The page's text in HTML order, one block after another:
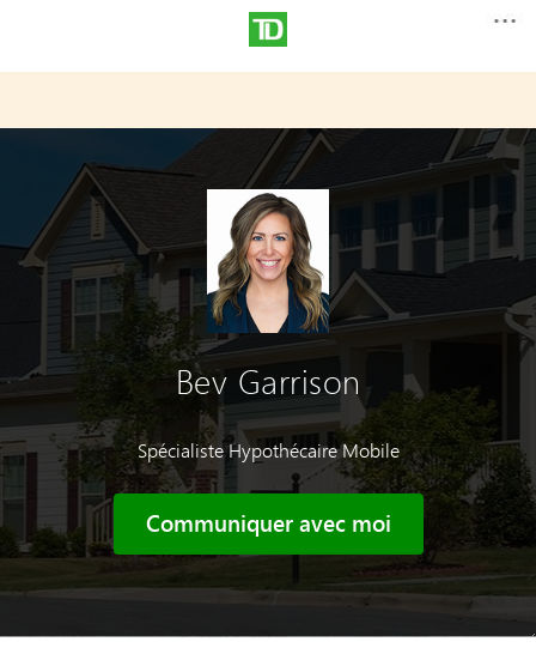
Bev Garrison
Spécialiste Hypothécaire Mobile
Communiquer avec moi